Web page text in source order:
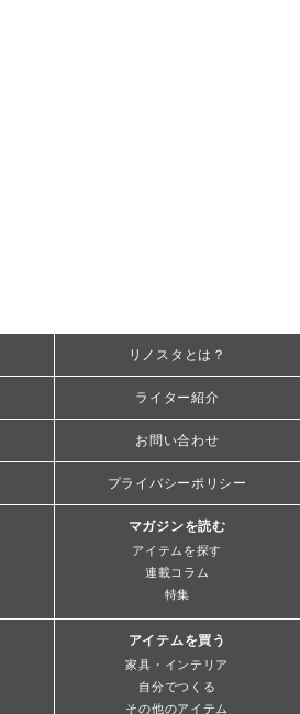
リノスタとは？
ライター紹介
お問い合わせ
プライバシーポリシー
マガジンを読む
アイテムを探す
連載コラム
特集
アイテムを買う
家具・インテリア
自分でつくる
その他のアイテム